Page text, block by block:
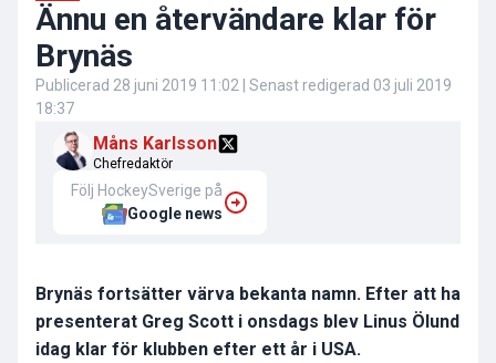
Ännu en återvändare klar för
Brynäs
Publicerad 28 juni 2019 11:02 | Senast redigerad 03 juli 2019
18:37
Måns Karlsson
Chefredaktör
Följ HockeySverige på
Google news
Brynäs fortsätter värva bekanta namn. Efter att ha
presenterat Greg Scott i onsdags blev Linus Ölund
idag klar för klubben efter ett år i USA.